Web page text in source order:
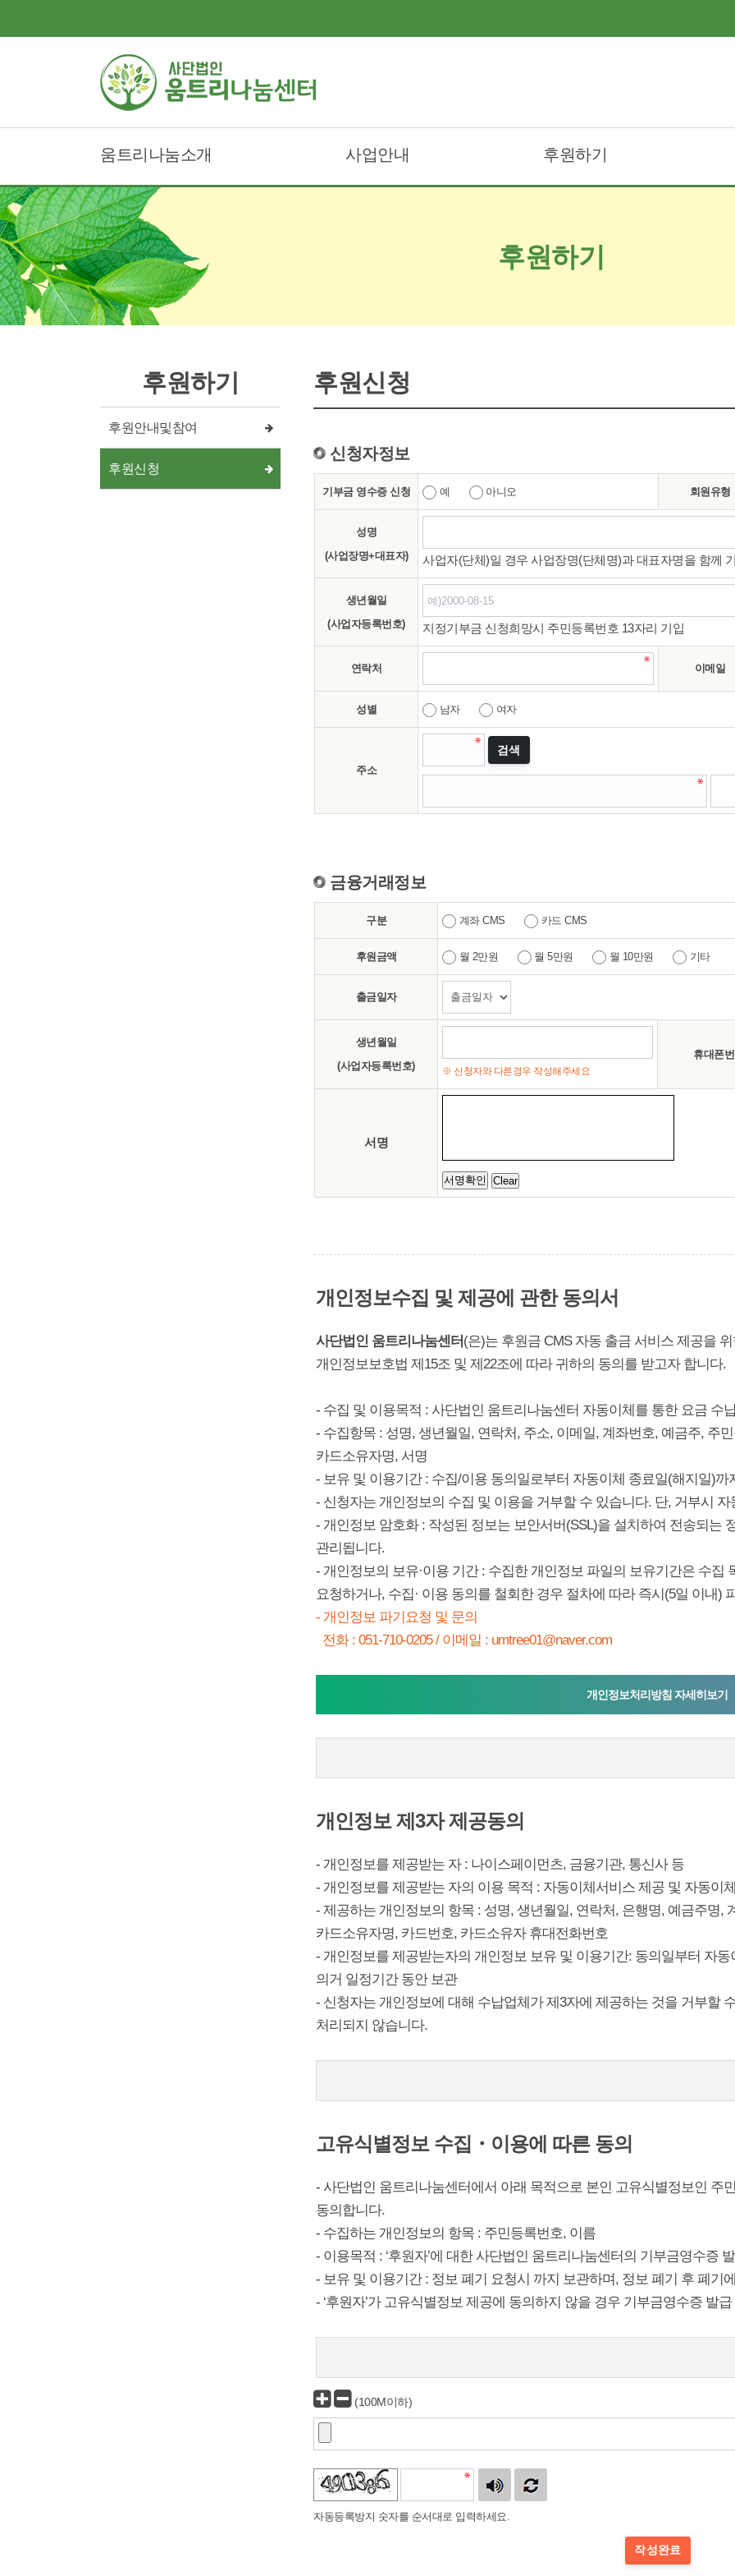
움트리나눔소개
움트리나눔이란?
인사말
조직도
오시는길
사업안내 후원하기
후원하기
후원하기
후원안내및참여
후원신청
후원신청
신청자정보
기부금 영수증 신청 예 아니오 회원유형
성명
(사업장명+대표자) 사업자(단체)일 경우 사업장명(단체명)과 대표자명을 함께
생년월일
(사업자등록번호) 지정기부금 신청희망시 주민등록번호 13자리 기입
연락처 이메일
성별 남자 여자
주소
검색
금융거래정보
구분 계좌 CMS 카드 CMS
후원금액 월 2만원 월 5만원 월 10만원 기타
출금일자
생년월일
(사업자등록번호) ※ 신청자와 다른경우 작성해주세요
휴대폰
서명
개인정보수집 및 제공에 관한 동의서
사단법인 움트리나눔센터 (은)는 후원금 CMS 자동 출금 서비스 제공을
개인정보보호법 제15조 및 제22조에 따라 귀하의 동의를 받고자 합니다.
- 수집 및 이용목적 : 사단법인 움트리나눔센터 자동이체를 통한 요금 수
- 수집항목 : 성명, 생년월일, 연락처, 주소, 이메일, 계좌번호, 예금주, 주
카드소유자명, 서명
- 보유 및 이용기간 : 수집/이용 동의일로부터 자동이체 종료일(해지일)까
- 신청자는 개인정보의 수집 및 이용을 거부할 수 있습니다. 단, 거부시
- 개인정보 암호화 : 작성된 정보는 보안서버(SSL)을 설치하여 전송되는
관리됩니다.
- 개인정보의 보유·이용 기간 : 수집한 개인정보 파일의 보유기간은 수집
요청하거나, 수집· 이용 동의를 철회한 경우 절차에 따라 즉시(5일 이내)
- 개인정보 파기요청 및 문의
전화 : 051-710-0205 / 이메일 : umtree01@naver.com
개인정보처리방침 자세히보기
개인정보 제3자 제공동의
- 개인정보를 제공받는 자 : 나이스페이먼츠, 금융기관, 통신사 등
- 개인정보를 제공받는 자의 이용 목적 : 자동이체서비스 제공 및 자동이
- 제공하는 개인정보의 항목 : 성명, 생년월일, 연락처, 은행명, 예금주명,
카드소유자명, 카드번호, 카드소유자 휴대전화번호
- 개인정보를 제공받는자의 개인정보 보유 및 이용기간: 동의일부터 자
의거 일정기간 동안 보관
- 신청자는 개인정보에 대해 수납업체가 제3자에 제공하는 것을 거부할
처리되지 않습니다.
고유식별정보 수집・이용에 따른 동의
- 사단법인 움트리나눔센터에서 아래 목적으로 본인 고유식별정보인 주
동의합니다.
- 수집하는 개인정보의 항목 : 주민등록번호, 이름
- 이용목적 : ‘후원자’에 대한 사단법인 움트리나눔센터의 기부금영수증
- 보유 및 이용기간 : 정보 폐기 요청시 까지 보관하며, 정보 폐기 후 폐기
- ‘후원자’가 고유식별정보 제공에 동의하지 않을 경우 기부금영수증 발
(100M이하)
자동등록방지 숫자를 순서대로 입력하세요.